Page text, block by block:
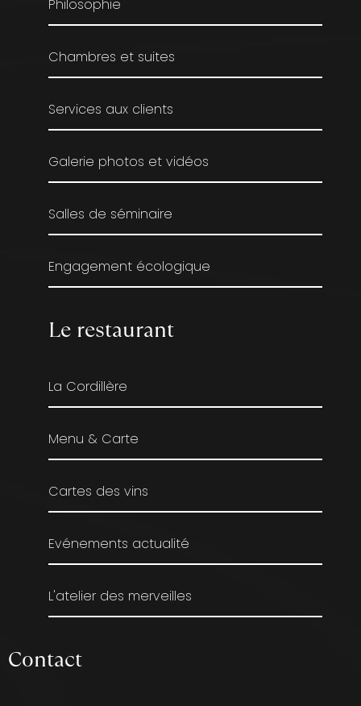
Philosophie
Chambres et suites
Services aux clients
Galerie photos et vidéos
Salles de séminaire
Engagement écologique
Le restaurant
La Cordillère
Menu & Carte
Cartes des vins
Evénements actualité
L'atelier des merveilles
Contact